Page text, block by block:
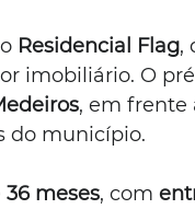
Residencial Flag,
imobiliário. O
, em frente
do município.
36 meses, com